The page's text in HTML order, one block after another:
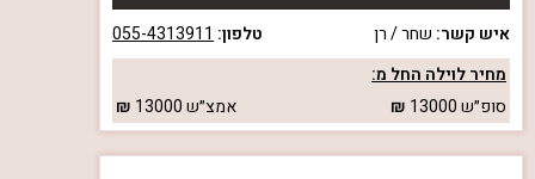
איש קשר: שחר / רן טלפון: 055-4313911
מחיר לוילה החל מ:
סופ״ש13000 אמצ״ש13000